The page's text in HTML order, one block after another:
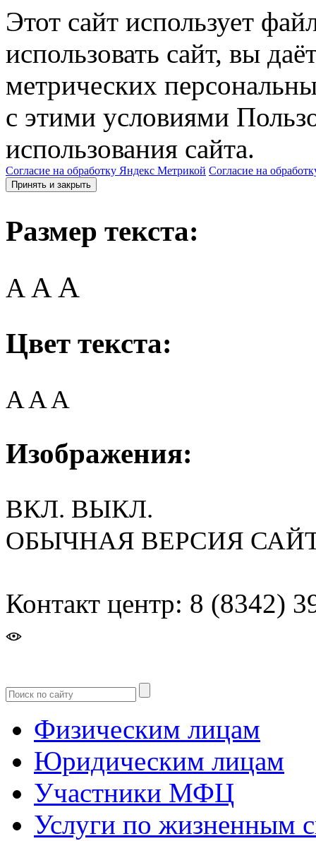
Этот сайт использует
использовать сайт, вы
метрических
с этими условиями
использования сайта.
Согласие на обработку Яндекс Метрикой Согласие на
Принять и закрыть
Размер текста:
A AA
Цвет текста:
AAA
Изображения:
ВКЛ. ВЫКЛ.
ОБЫЧНАЯ ВЕРСИЯ
Контакт центр: 8 (8342)
Физическим лицам
Юридическим лицам
Участники МФЦ
Услуги по жизненным